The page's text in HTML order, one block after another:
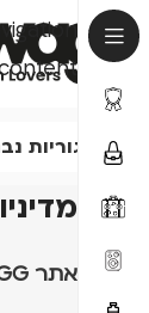
קטגוריות
אתר SWAGG – המופעל על ידי האיש החשוב בע"מ